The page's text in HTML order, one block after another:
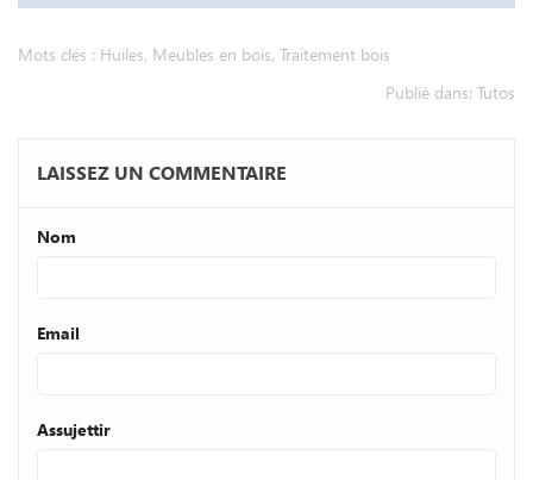
Mots clés : Huiles, Meubles en bois, Traitement bois
Publié dans: Tutos
LAISSEZ UN COMMENTAIRE
Nom
Email
Assujettir